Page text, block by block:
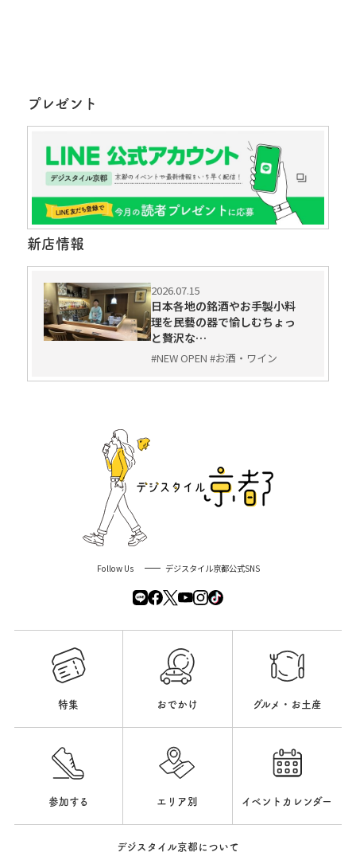
プレゼント
新店情報
2026.07.15
日本各地の銘酒やお手製小料
理を民藝の器で愉しむちょっ
と贅沢な…
#NEW OPEN #お酒・ワイン
Follow Us デジスタイル京都公式SNS
特集 おでかけ グルメ・お土産
参加する エリア別 イベントカレンダー
デジスタイル京都について